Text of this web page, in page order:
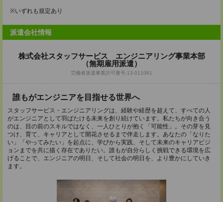
※いずれも規定あり
派遣会社情報
株式会社スタッフサービス エンジニアリング事業本部
（無期雇用派遣）
労働者派遣事業許可番号:13-011061
誰もがエンジニアを目指せる世界へ
スタッフサービス・エンジニアリングは、経験や経歴を超えて、すべての人
がエンジニアとして羽ばたける未来を創り続けています。私たちが向き合う
のは、目の前のスキルではなく、一人ひとりが抱く「可能性」。その芽を見
つけ、育て、キャリアとして開花させるまで伴走します。あなたの「なりた
い」「やってみたい」を起点に、学びから実践、そして未来のキャリアビジ
ョンまでを共に描く存在でありたい。誰もが自分らしく挑戦できる環境を広
げることで、エンジニアの明日、そして社会の明日を、より豊かにしていき
ます。